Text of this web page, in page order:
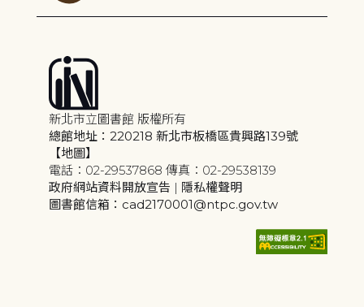
新北市立圖書館 版權所有
總館地址：220218 新北市板橋區貴興路139號
【地圖】
電話：02-29537868 傳真：02-29538139
政府網站資料開放宣告 | 隱私權聲明
圖書館信箱：cad2170001@ntpc.gov.tw